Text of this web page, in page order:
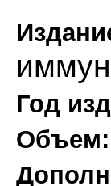
Год
Объем: